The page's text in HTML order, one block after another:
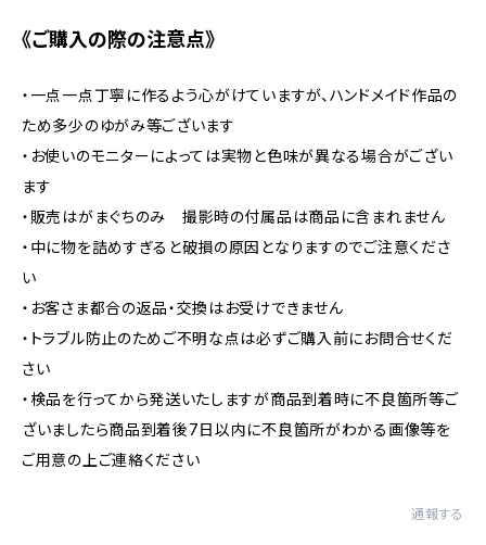
《ご購入の際の注意点》
・一点一点丁寧に作るよう心がけていますが、ハンドメイド作品の
ため多少のゆがみ等ございます
・お使いのモニターによっては実物と色味が異なる場合がござい
ます
・販売はがまぐちのみ 撮影時の付属品は商品に含まれません
・中に物を詰めすぎると破損の原因となりますのでご注意くださ
い
・お客さま都合の返品・交換はお受けできません
・トラブル防止のためご不明な点は必ずご購入前にお問合せくだ
さい
・検品を行ってから発送いたしますが商品到着時に不良箇所等ご
ざいましたら商品到着後7日以内に不良箇所がわかる画像等を
ご用意の上ご連絡ください
通報する